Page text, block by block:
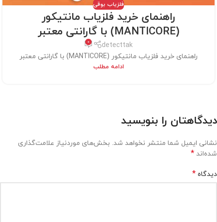
فلزیاب بوقی
راهنمای خرید فلزیاب مانتیکور
(MANTICORE) با گارانتی معتبر
detecttak
0
راهنمای خرید فلزیاب مانتیکور (MANTICORE) با گارانتی معتبر
ادامه مطلب
دیدگاهتان را بنویسید
نشانی ایمیل شما منتشر نخواهد شد. بخش‌های موردنیاز علامت‌گذاری
شده‌اند *
دیدگاه *